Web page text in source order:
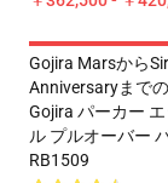
Gojira Marsから
Anniversaryまで
Gojira パーカー
ル プルオーバー
RB1509